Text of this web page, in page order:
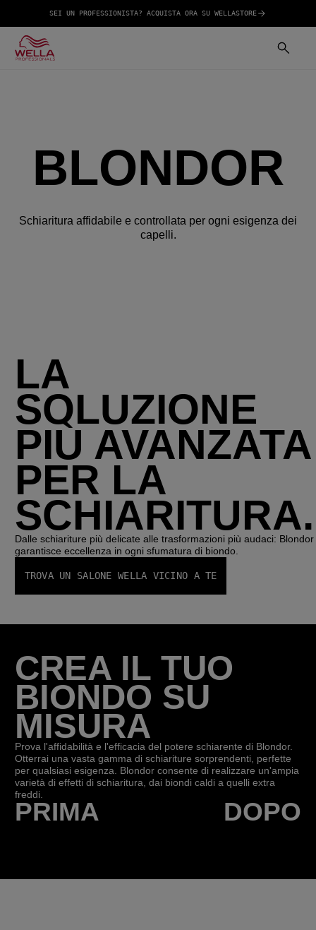
SEI UN PROFESSIONISTA? ACQUISTA ORA SU WELLASTORE
BLONDOR
Schiaritura affidabile e controllata per ogni esigenza dei
capelli.
LA
SOLUZIONE
PIÙ AVANZATA
PER LA
SCHIARITURA.
Dalle schiariture più delicate alle trasformazioni più audaci: Blondor
garantisce eccellenza in ogni sfumatura di biondo.
TROVA UN SALONE WELLA VICINO A TE
CREA IL TUO
BIONDO SU
MISURA
Prova l'affidabilità e l'efficacia del potere schiarente di Blondor.
Otterrai una vasta gamma di schiariture sorprendenti, perfette
per qualsiasi esigenza. Blondor consente di realizzare un'ampia
varietà di effetti di schiaritura, dai biondi caldi a quelli extra
freddi.
PRIMA DOPO